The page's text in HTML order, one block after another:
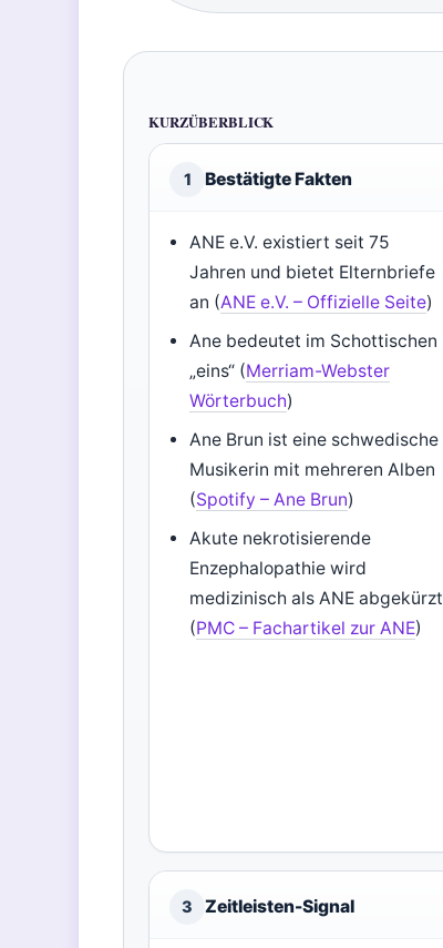
KURZÜBERBLICK
1 Bestätigte Fakten
ANE e.V. existiert seit 75
Jahren und bietet Elternbriefe
an (ANE e.V. – Offizielle Seite)
Ane bedeutet im Schottischen
„eins“ (Merriam-Webster
Wörterbuch)
Ane Brun ist eine schwedische
Musikerin mit mehreren Alben
(Spotify – Ane Brun)
Akute nekrotisierende
Enzephalopathie wird
medizinisch als ANE abgekürzt
(PMC – Fachartikel zur ANE)
3 Zeitleisten-Signal